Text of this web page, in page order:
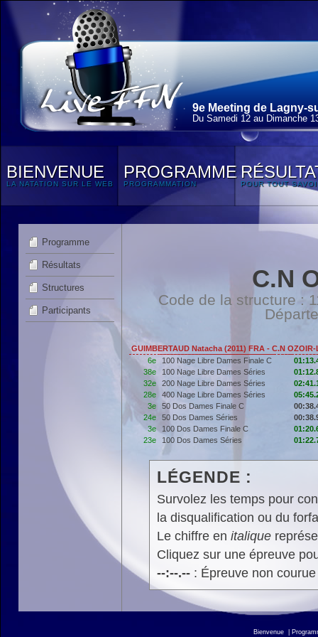
9e Meeting de Lagny-
Du Samedi 12 au Dimanche
BIENVENUE
LA NATATION SUR LE WEB
PROGRAMME
PROGRAMMATION POUR TOUT
Programme
Résultats
Structures
Participants
C.N
Code de la structure :
GUIMBERTAUD Natacha (2011) FRA - C.N
6e
100 Nage Libre Dames Finale C
38e
100 Nage Libre Dames Séries
32e
200 Nage Libre Dames Séries
28e
400 Nage Libre Dames Séries
3e
50 Dos Dames Finale C
24e
50 Dos Dames Séries
3e
100 Dos Dames Finale C
23e
100 Dos Dames Séries
LÉGENDE :
Survolez les temps pour
la disqualification ou du
Le chiffre en italique
Cliquez sur une épreuve
--:--.--: Épreuve non
Bienvenue